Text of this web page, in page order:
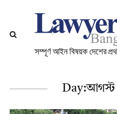
Day:আগস্ট